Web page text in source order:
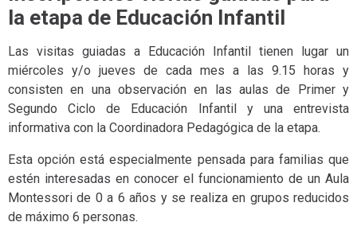
la etapa de Educación Infantil
Las visitas guiadas a Educación Infantil tienen lugar un
miércoles y/o jueves de cada mes a las 9.15 horas y
consisten en una observación en las aulas de Primer y
Segundo Ciclo de Educación Infantil y una entrevista
informativa con la Coordinadora Pedagógica de la etapa.
Esta opción está especialmente pensada para familias que
estén interesadas en conocer el funcionamiento de un Aula
Montessori de 0 a 6 años y se realiza en grupos reducidos
de máximo 6 personas.